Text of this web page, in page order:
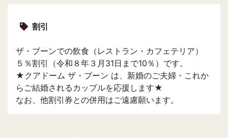
割引
ザ・ブーンでの飲食（レストラン・カフェテリア）
５％割引（令和８年３月31日まで10％）です。
★クアドーム ザ・ブーン は、新婚のご夫婦・これか
らご結婚されるカップルを応援します★
なお、他割引券との併用はご遠慮願います。